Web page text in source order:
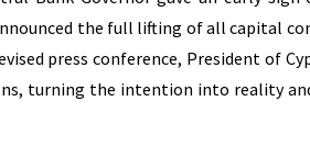
the full lifting of all capital
press conference, President of
turning the intention into reality